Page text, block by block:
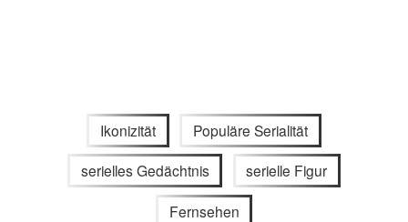
Ikonizität Populäre Serialität
serielles Gedächtnis serielle Figur
Fernsehen